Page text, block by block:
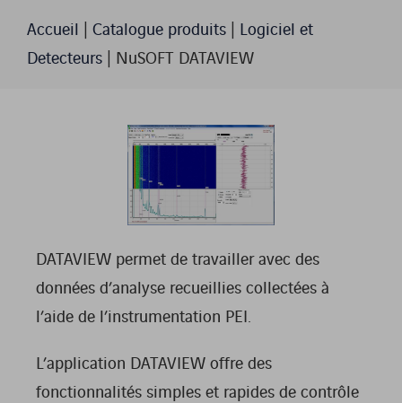
Accueil | Catalogue produits | Logiciel et
Detecteurs | NuSOFT DATAVIEW
DATAVIEW permet de travailler avec des
données d’analyse recueillies collectées à
l’aide de l’instrumentation PEI.
L’application DATAVIEW offre des
fonctionnalités simples et rapides de contrôle